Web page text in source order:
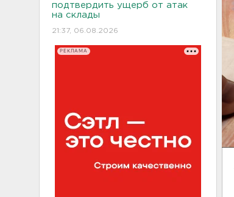
подтвердить ущерб от атак
на склады
21:37, 06.08.2026
РЕКЛАМА